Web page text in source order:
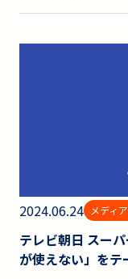
2024.06.24 メディ
テレビ朝日 スー
が使えない」を